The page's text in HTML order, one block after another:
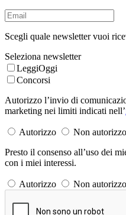
Scegli quale newsletter vuoi
Seleziona newsletter
LeggiOggi
Concorsi
Autorizzo l’invio di
marketing nei limiti indicati nell’
Autorizzo
Non autorizzo
Presto il consenso all’uso dei
con i miei interessi.
Autorizzo Non autorizzo